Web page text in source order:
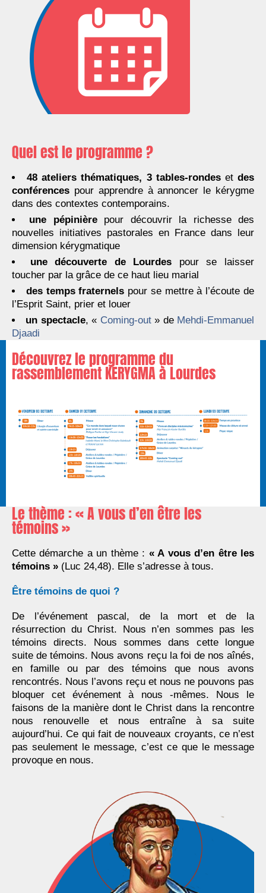
Quel est le programme ?
48 ateliers thématiques, 3 tables-rondesetdes
conférences pour apprendre à annoncer le kérygme
dans des contextes contemporains.
une pépinière pour découvrir la richesse des
nouvelles initiatives pastorales en France dans leur
dimension kérygmatique
une découverte de Lourdes pour se laisser
toucher par la grâce de ce haut lieu marial
des temps fraternels pour se mettre à l’écoute de
l’Esprit Saint, prier et louer
un spectacle, « Coming-out» de Mehdi-Emmanuel
Djaadi
Découvrez le programme du
rassemblement KERYGMA à Lourdes
Le thème : « A vous d’en être les
témoins »
Cette démarche a un thème : « A vous d’en être les
témoins » (Luc 24,48). Elle s’adresse à tous.
Être témoins de quoi ?
De l’événement pascal, de la mort et de la
résurrection du Christ. Nous n’en sommes pas les
témoins directs. Nous sommes dans cette longue
suite de témoins. Nous avons reçu la foi de nos aînés,
en famille ou par des témoins que nous avons
rencontrés. Nous l’avons reçu et nous ne pouvons pas
bloquer cet événement à nous -mêmes. Nous le
faisons de la manière dont le Christ dans la rencontre
nous renouvelle et nous entraîne à sa suite
aujourd’hui. Ce qui fait de nouveaux croyants, ce n’est
pas seulement le message, c’est ce que le message
provoque en nous.